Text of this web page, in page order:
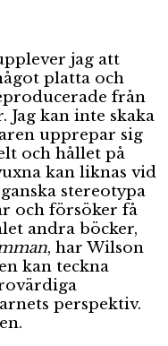
jag att
platta och
från
Jag kan inte skaka
upprepar sig
och hållet på
kan liknas vid
stereotypa
och försöker få
andra böcker,
, har Wilson
kan teckna
perspektiv.